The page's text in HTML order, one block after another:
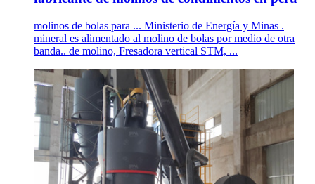
molinos de bolas para ... Ministerio de Energía y Minas .
mineral es alimentado al molino de bolas por medio de otra
banda.. de molino, Fresadora vertical STM, ...